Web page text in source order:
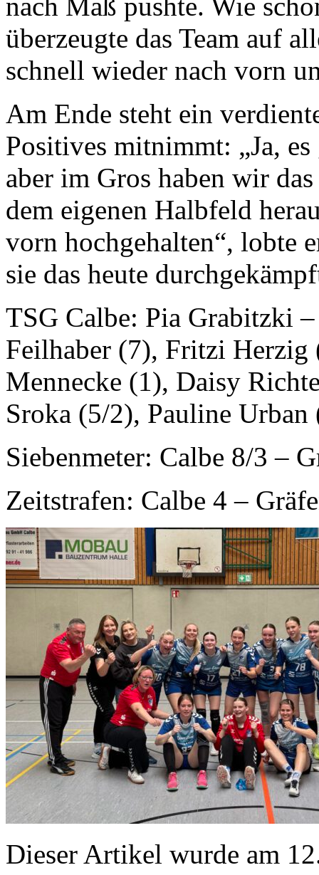
überzeugte das Team auf
schnell wieder nach vorn
Am Ende steht ein
Positives mitnimmt: „Ja,
aber im Gros haben wir
dem eigenen Halbfeld
vorn hochgehalten“, lobte
sie das heute
TSG Calbe: Pia Grabitzki
Feilhaber (7), Fritzi Herzig
Mennecke (1), Daisy
Sroka (5/2), Pauline
Siebenmeter: Calbe 8/3 –
Zeitstrafen: Calbe 4 –
Dieser Artikel wurde am